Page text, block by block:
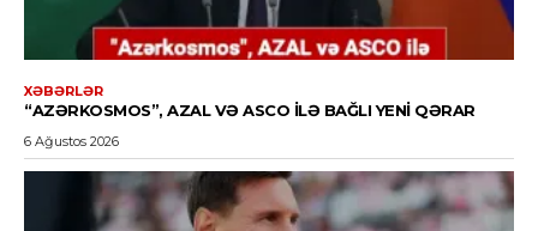
XƏBƏRLƏR
“AZƏRKOSMOS”, AZAL VƏ ASCO ILƏ BAĞLI YENI QƏRAR
6 Ağustos 2026